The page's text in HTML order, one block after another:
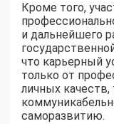
Кроме того,
и дальнейшего
что карьерный
только от
личных качеств,
саморазвитию.